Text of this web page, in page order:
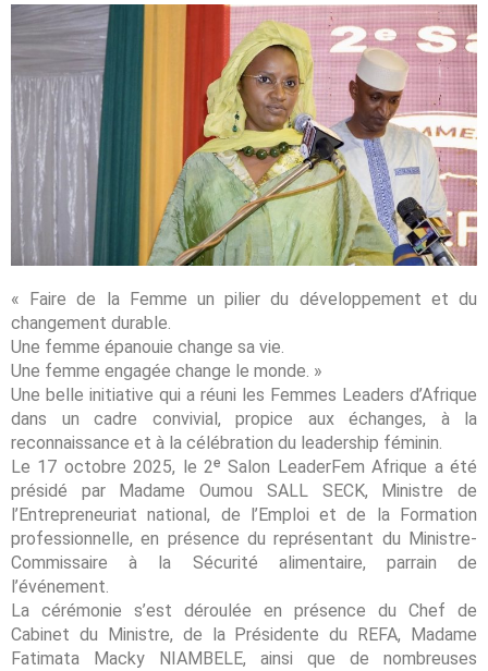
« Faire de la Femme un pilier du développement et du
changement durable.
Une femme épanouie change sa vie.
Une femme engagée change le monde. »
Une belle initiative qui a réuni les Femmes Leaders d’Afrique
dans un cadre convivial, propice aux échanges, à la
reconnaissance et à la célébration du leadership féminin.
Le 17 octobre 2025, le 2ᵉ Salon LeaderFem Afrique a été
présidé par Madame Oumou SALL SECK, Ministre de
l’Entrepreneuriat national, de l’Emploi et de la Formation
professionnelle, en présence du représentant du Ministre-
Commissaire à la Sécurité alimentaire, parrain de
l’événement.
La cérémonie s’est déroulée en présence du Chef de
Cabinet du Ministre, de la Présidente du REFA, Madame
Fatimata Macky NIAMBELE, ainsi que de nombreuses